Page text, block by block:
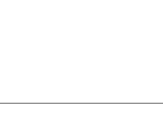
sobre Compromisso